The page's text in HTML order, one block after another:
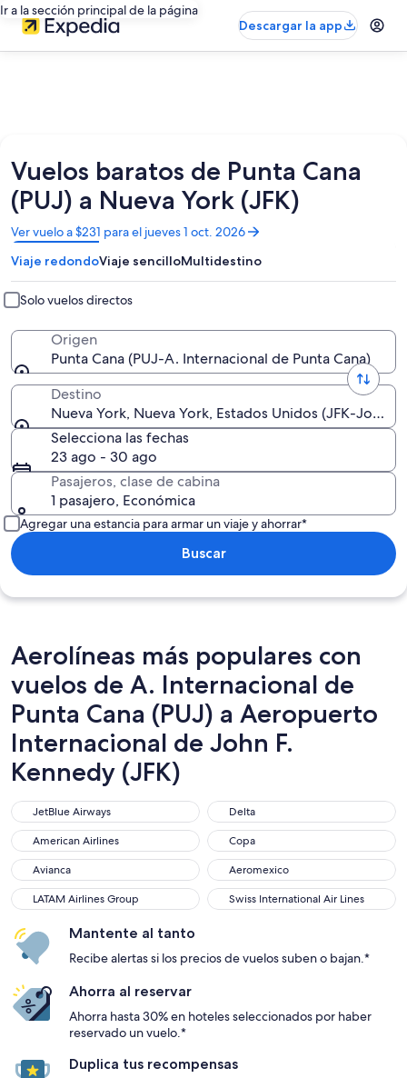
Ir a la sección principal de la página
Descargar la app
Vuelos baratos de Punta Cana
(PUJ) a Nueva York (JFK)
Ver vuelo a $231 para el jueves 1 oct. 2026
Se
abrirá
en
una
nueva
ventana
Viaje redondoViaje sencilloMultidestino
Solo vuelos directos
Origen
Punta Cana (PUJ-A. Internacional de Punta Cana)
Destino
Nueva York, Nueva York, Estados Unidos (JFK-John
Selecciona las fechas
23 ago - 30 ago
Pasajeros, clase de cabina
1 pasajero, Económica
Agregar una estancia para armar un viaje y ahorrar*
Buscar
Aerolíneas más populares con
vuelos de A. Internacional de
Punta Cana (PUJ) a Aeropuerto
Internacional de John F.
Kennedy (JFK)
JetBlue Airways
JetBlue Airways Delta
Delta
American Airlines
American Airlines Copa
Copa
Avianca
Avianca Aeromexico
Aeromexico
LATAM Airlines Group
LATAM Airlines Group Swiss International Air Lines
Swiss International Air Lines
Mantente al tanto
Recibe alertas si los precios de vuelos suben o bajan.*
Ahorra al reservar
Ahorra hasta 30% en hoteles seleccionados por haber
reservado un vuelo.*
Duplica tus recompensas